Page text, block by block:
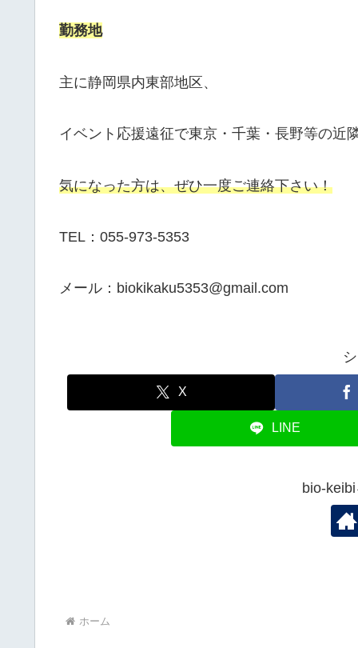
勤務地
主に静岡県内東部地区、
イベント応援遠征で東京・千葉・長野等の近
気になった方は、ぜひ一度ご連絡下さい！
TEL：055-973-5353
メール：biokikaku5353@gmail.com
X
LINE
bio-
ホーム